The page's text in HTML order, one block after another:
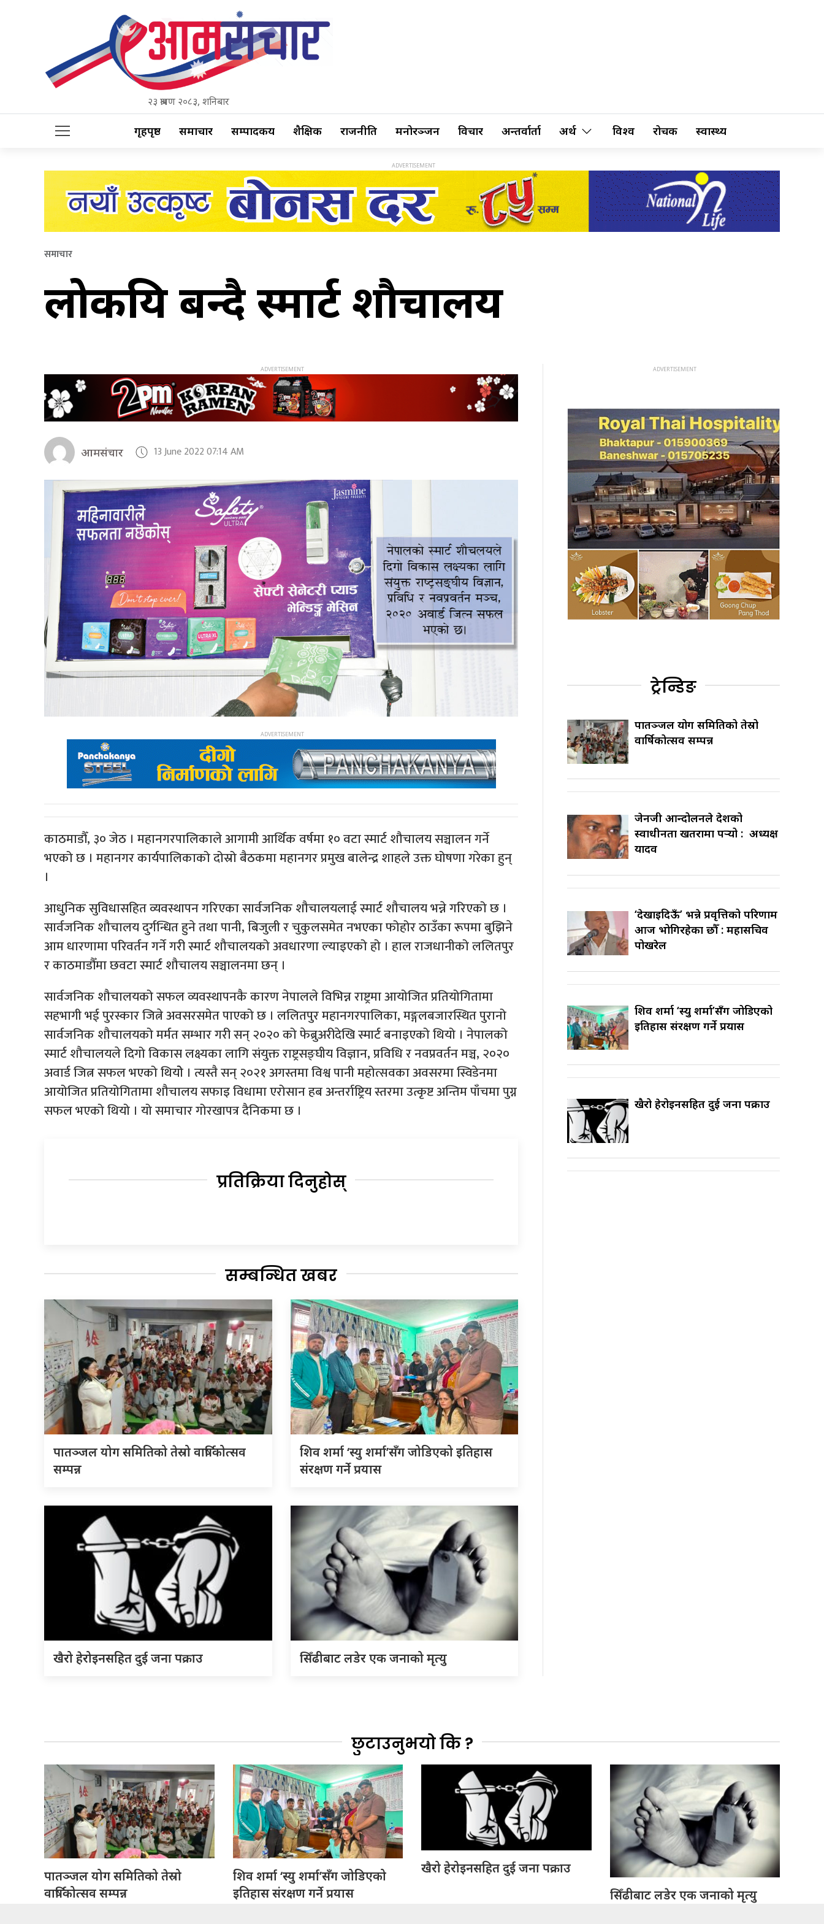
२३ श्रावण २०८३, शनिबार
गृहपृष्ठ समाचार सम्पादकीय शैक्षिक राजनीति मनोरञ्जन विचार अन्तर्वार्ता अर्थ विश्व रोचक स्वास्थ्य
समाचार
लोकप्रिय बन्दै स्मार्ट शौचालय
आमसंचार 13 June 2022 07:14 AM
काठमाडौँ, ३० जेठ । महानगरपालिकाले आगामी आर्थिक वर्षमा १० वटा स्मार्ट शौचालय सञ्चालन गर्ने
भएको छ । महानगर कार्यपालिकाको दोस्रो बैठकमा महानगर प्रमुख बालेन्द्र शाहले उक्त घोषणा गरेका हुन्
।
आधुनिक सुविधासहित व्यवस्थापन गरिएका सार्वजनिक शौचालयलाई स्मार्ट शौचालय भन्ने गरिएको छ ।
सार्वजनिक शौचालय दुर्गन्धित हुने तथा पानी, बिजुली र चुकुलसमेत नभएका फोहोर ठाउँका रूपमा बुझिने
आम धारणामा परिवर्तन गर्ने गरी स्मार्ट शौचालयको अवधारणा ल्याइएको हो । हाल राजधानीको ललितपुर
र काठमाडौँमा छवटा स्मार्ट शौचालय सञ्चालनमा छन् ।
सार्वजनिक शौचालयको सफल व्यवस्थापनकै कारण नेपालले विभिन्न राष्ट्रमा आयोजित प्रतियोगितामा
सहभागी भई पुरस्कार जित्ने अवसरसमेत पाएको छ । ललितपुर महानगरपालिका, मङ्गलबजारस्थित पुरानो
सार्वजनिक शौचालयको मर्मत सम्भार गरी सन् २०२० को फेब्रुअरीदेखि स्मार्ट बनाइएको थियो । नेपालको
स्मार्ट शौचालयले दिगो विकास लक्ष्यका लागि संयुक्त राष्ट्रसङ्घीय विज्ञान, प्रविधि र नवप्रवर्तन मञ्च, २०२०
अवार्ड जित्न सफल भएको थियोे । त्यस्तै सन् २०२१ अगस्तमा विश्व पानी महोत्सवका अवसरमा स्विडेनमा
आयोजित प्रतियोगितामा शौचालय सफाइ विधामा एरोसान हब अन्तर्राष्ट्रिय स्तरमा उत्कृष्ट अन्तिम पाँचमा पुग्न
सफल भएको थियो । यो समाचार गोरखापत्र दैनिकमा छ ।
प्रतिक्रिया दिनुहोस्
सम्बन्धित खबर
पातञ्जल योग समितिको तेस्रो वार्षिकोत्सव
सम्पन्न
शिव शर्मा ‘स्यु शर्मा’सँग जोडिएको इतिहास
संरक्षण गर्ने प्रयास
खैरो हेरोइनसहित दुई जना पक्राउ सिँढीबाट लडेर एक जनाको मृत्यु
ट्रेन्डिङ
पातञ्जल योग समितिको तेस्रो
वार्षिकोत्सव सम्पन्न
जेनजी आन्दोलनले देशको
स्वाधीनता खतरामा पर्‍यो : अध्यक्ष
यादव
‘देखाइदिऊँ’ भन्ने प्रवृत्तिको परिणाम
आज भोगिरहेका छौँ : महासचिव
पोखरेल
शिव शर्मा ‘स्यु शर्मा’सँग जोडिएको
इतिहास संरक्षण गर्ने प्रयास
खैरो हेरोइनसहित दुई जना पक्राउ
छुटाउनुभयो कि ?
पातञ्जल योग समितिको तेस्रो
वार्षिकोत्सव सम्पन्न
शिव शर्मा ‘स्यु शर्मा’सँग जोडिएको
इतिहास संरक्षण गर्ने प्रयास
खैरो हेरोइनसहित दुई जना पक्राउ
सिँढीबाट लडेर एक जनाको मृत्यु